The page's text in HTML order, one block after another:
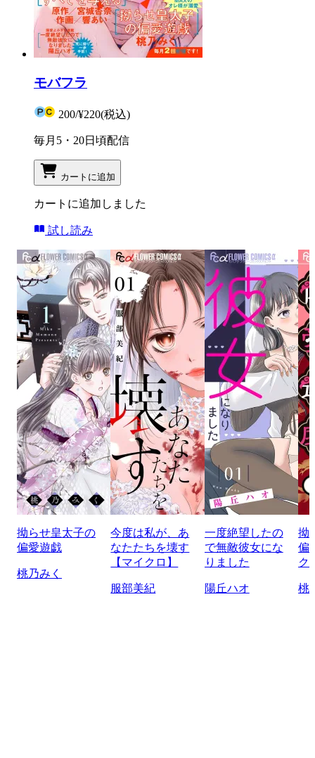
モバフラ
200/¥220(税込)
毎月5・20日頃配信
カートに追加
カートに追加しました
試し読み
拗らせ皇太子の
偏愛遊戯
桃乃みく
今度は私が、あ
なたたちを壊す
【マイクロ】
服部美紀
一度絶望したの
で無敵彼女にな
りました
陽丘ハオ
拗
偏
ク
桃